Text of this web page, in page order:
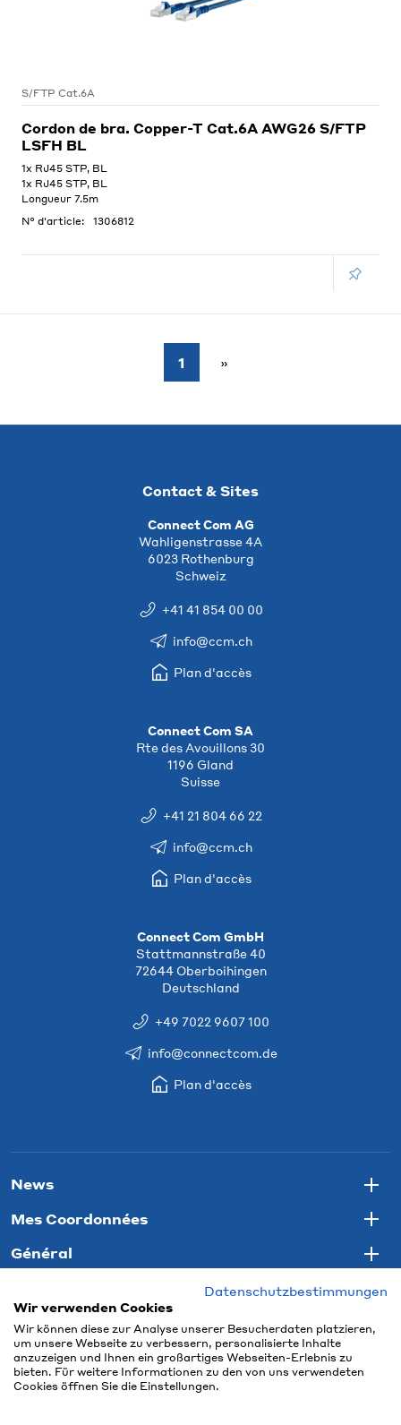
S/FTP Cat.6A
Cordon de bra. Copper-T Cat.6A AWG26 S/FTP
LSFH BL
1x RJ45 STP, BL
1x RJ45 STP, BL
Longueur 7.5m
N° d'article:
1306812
1
Contact & Sites
Connect Com AG
Wahligenstrasse 4A
6023 Rothenburg
Schweiz
+41 41 854 00 00
info@ccm.ch
Plan d'accès
Connect Com SA
Rte des Avouillons 30
1196 Gland
Suisse
+41 21 804 66 22
info@ccm.ch
Plan d'accès
Connect Com GmbH
Stattmannstraße 40
72644 Oberboihingen
Deutschland
+49 7022 9607 100
info@connectcom.de
Plan d'accès
News
Mes Coordonnées
Général
Datenschutzbestimmungen
Wir verwenden Cookies
Wir können diese zur Analyse unserer Besucherdaten platzieren,
um unsere Webseite zu verbessern, personalisierte Inhalte
anzuzeigen und Ihnen ein großartiges Webseiten-Erlebnis zu
bieten. Für weitere Informationen zu den von uns verwendeten
Cookies öffnen Sie die Einstellungen.